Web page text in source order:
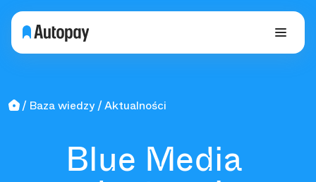
Baza wiedzy Aktualności
Blue Media